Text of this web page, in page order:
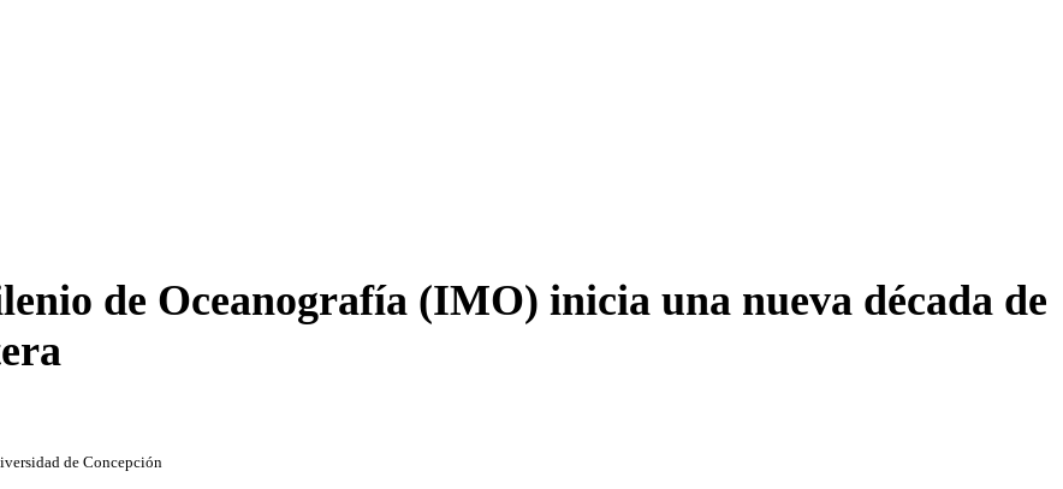
de Oceanografía (IMO) inicia una nueva década de
de Concepción